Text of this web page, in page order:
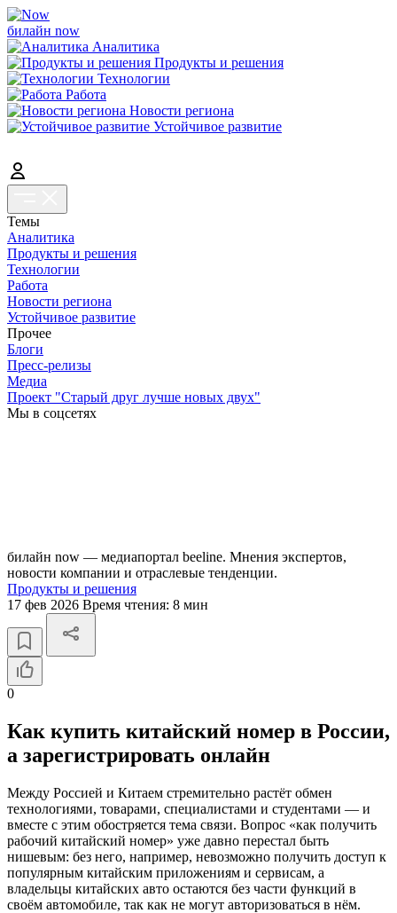
билайн now
Аналитика
Продукты и решения
Технологии
Работа
Новости региона
Устойчивое развитие
Темы
Аналитика
Продукты и решения
Технологии
Работа
Новости региона
Устойчивое развитие
Прочее
Блоги
Пресс-релизы
Медиа
Проект "Старый друг лучше новых двух"
Мы в соцсетях
билайн now — медиапортал beeline. Мнения экспертов,
новости компании и отраслевые тенденции.
Продукты и решения
17 фев 2026 Время чтения: 8 мин
0
Как купить китайский номер в России,
а зарегистрировать онлайн
Между Россией и Китаем стремительно растёт обмен
технологиями, товарами, специалистами и студентами — и
вместе с этим обостряется тема связи. Вопрос «как получить
рабочий китайский номер» уже давно перестал быть
нишевым: без него, например, невозможно получить доступ к
популярным китайским приложениям и сервисам, а
владельцы китайских авто остаются без части функций в
своём автомобиле, так как не могут авторизоваться в нём.